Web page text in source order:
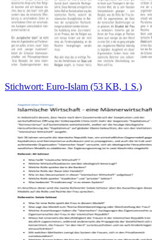
Stichwort: Euro-Islam (53 KB, 1 S.)